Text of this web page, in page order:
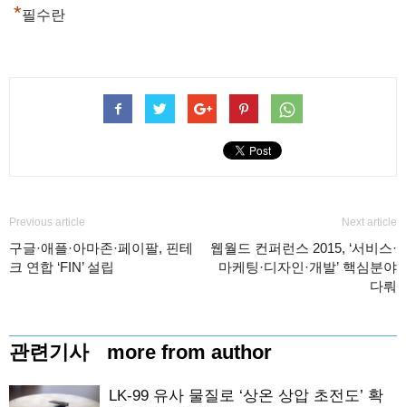
*필수란
Previous article
구글·애플·아마존·페이팔, 핀테
크 연합 ‘FIN’ 설립
Next article
웹월드 컨퍼런스 2015, ‘서비스·
마케팅·디자인·개발’ 핵심분야
다뤄
관련기사 more from author
LK-99 유사 물질로 ‘상온 상압 초전도’ 확